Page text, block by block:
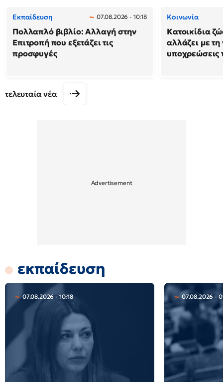
Εκπαίδευση 07.08.2026 - 10:18
Πολλαπλό βιβλίο: Αλλαγή στην
Επιτροπή που εξετάζει τις
προσφυγές
Κοινωνία
Κατοικίδια
αλλάζει με
υποχρεώσεις
τελευταία νέα
εκπαίδευση
07.08.2026 - 10:18 07.08.2026 -